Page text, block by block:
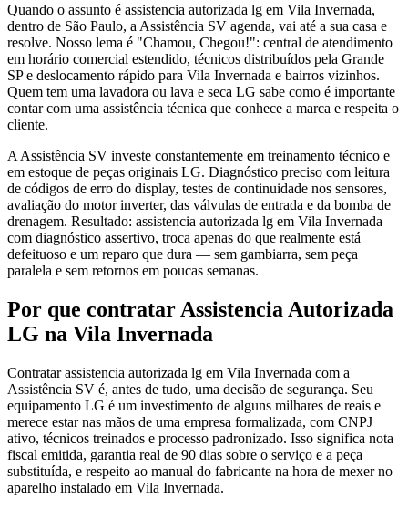
Quando o assunto é assistencia autorizada lg em Vila Invernada,
dentro de São Paulo, a Assistência SV agenda, vai até a sua casa e
resolve. Nosso lema é "Chamou, Chegou!": central de atendimento
em horário comercial estendido, técnicos distribuídos pela Grande
SP e deslocamento rápido para Vila Invernada e bairros vizinhos.
Quem tem uma lavadora ou lava e seca LG sabe como é importante
contar com uma assistência técnica que conhece a marca e respeita o
cliente.
A Assistência SV investe constantemente em treinamento técnico e
em estoque de peças originais LG. Diagnóstico preciso com leitura
de códigos de erro do display, testes de continuidade nos sensores,
avaliação do motor inverter, das válvulas de entrada e da bomba de
drenagem. Resultado: assistencia autorizada lg em Vila Invernada
com diagnóstico assertivo, troca apenas do que realmente está
defeituoso e um reparo que dura — sem gambiarra, sem peça
paralela e sem retornos em poucas semanas.
Por que contratar Assistencia Autorizada
LG na Vila Invernada
Contratar assistencia autorizada lg em Vila Invernada com a
Assistência SV é, antes de tudo, uma decisão de segurança. Seu
equipamento LG é um investimento de alguns milhares de reais e
merece estar nas mãos de uma empresa formalizada, com CNPJ
ativo, técnicos treinados e processo padronizado. Isso significa nota
fiscal emitida, garantia real de 90 dias sobre o serviço e a peça
substituída, e respeito ao manual do fabricante na hora de mexer no
aparelho instalado em Vila Invernada.